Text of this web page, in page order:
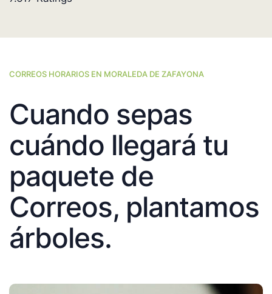
CORREOS HORARIOS EN MORALEDA DE ZAFAYONA
Cuando sepas
cuándo llegará tu
paquete de
Correos, plantamos
árboles.